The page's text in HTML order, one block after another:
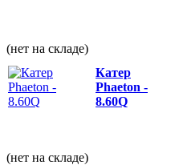
(нет на складе)
Катер
Phaeton -
8.60Q
(нет на складе)